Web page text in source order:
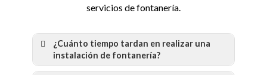
servicios de fontanería.
¿Cuánto tiempo tardan en realizar una
instalación de fontanería?